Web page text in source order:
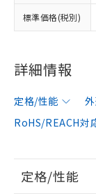
標準価格(税別)
詳細情報
定格/性能
RoHS/REACH対
定格/性能